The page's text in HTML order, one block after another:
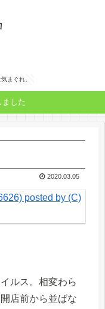
まぐれ。
ました
2020.03.05
ルス。相変わら
店前から並ばな